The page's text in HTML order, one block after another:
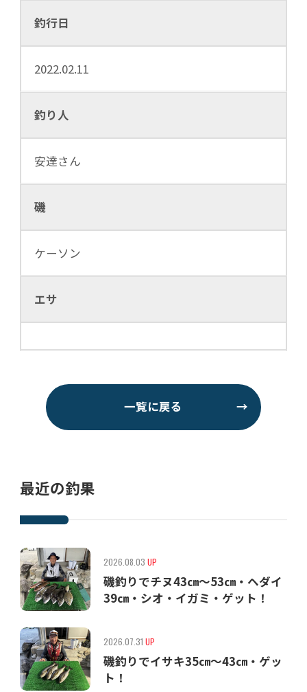
釣行日
2022.02.11
釣り人
安達さん
磯
ケーソン
エサ
一覧に戻る →
最近の釣果
2026.08.03 UP
磯釣りでチヌ43㎝〜53㎝・ヘダイ
39㎝・シオ・イガミ・ゲット！
2026.07.31 UP
磯釣りでイサキ35㎝〜43㎝・ゲッ
ト！